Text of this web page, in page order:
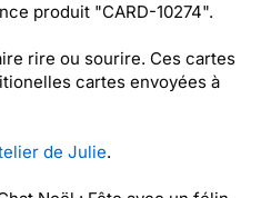
produit "CARD-10274".
rire ou sourire. Ces cartes
cartes envoyées à
de Julie.